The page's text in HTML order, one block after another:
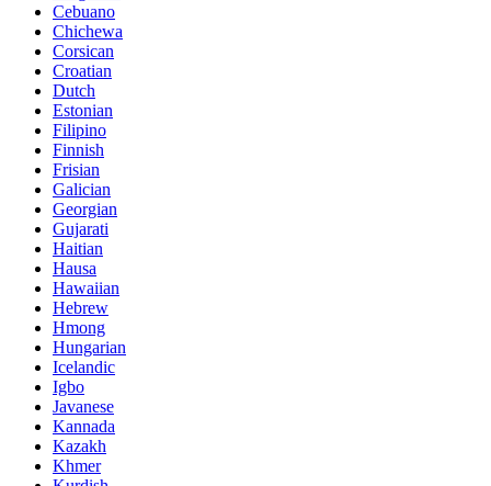
Cebuano
Chichewa
Corsican
Croatian
Dutch
Estonian
Filipino
Finnish
Frisian
Galician
Georgian
Gujarati
Haitian
Hausa
Hawaiian
Hebrew
Hmong
Hungarian
Icelandic
Igbo
Javanese
Kannada
Kazakh
Khmer